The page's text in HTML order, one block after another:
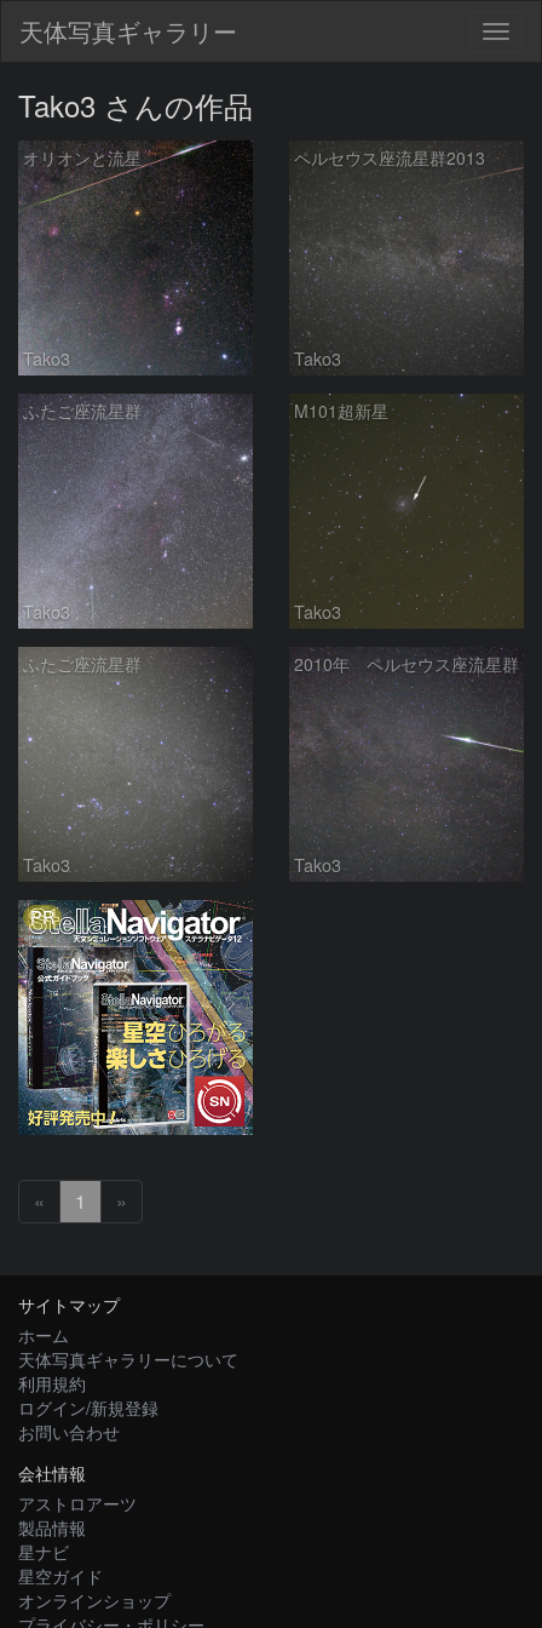
天体写真ギャラリー
Tako3 さんの作品
オリオンと流星
Tako3
ペルセウス座流星群2013
Tako3
ふたご座流星群
Tako3
M101超新星
Tako3
ふたご座流星群
Tako3
2010年 ペルセウス座流星群
Tako3
PR
« 1 »
サイトマップ
ホーム
天体写真ギャラリーについて
利用規約
ログイン/新規登録
お問い合わせ
会社情報
アストロアーツ
製品情報
星ナビ
星空ガイド
オンラインショップ